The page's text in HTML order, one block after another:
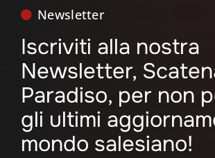
Newsletter
Iscriviti alla nostra
Newsletter,
Paradiso, per non
gli ultimi
mondo salesiano!